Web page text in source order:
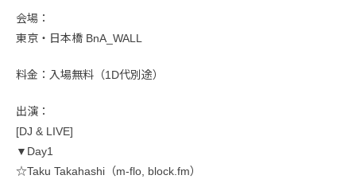
会場：
東京・日本橋 BnA_WALL
料金：入場無料（1D代別途）
出演：
[DJ & LIVE]
▼Day1
☆Taku Takahashi（m-flo, block.fm）